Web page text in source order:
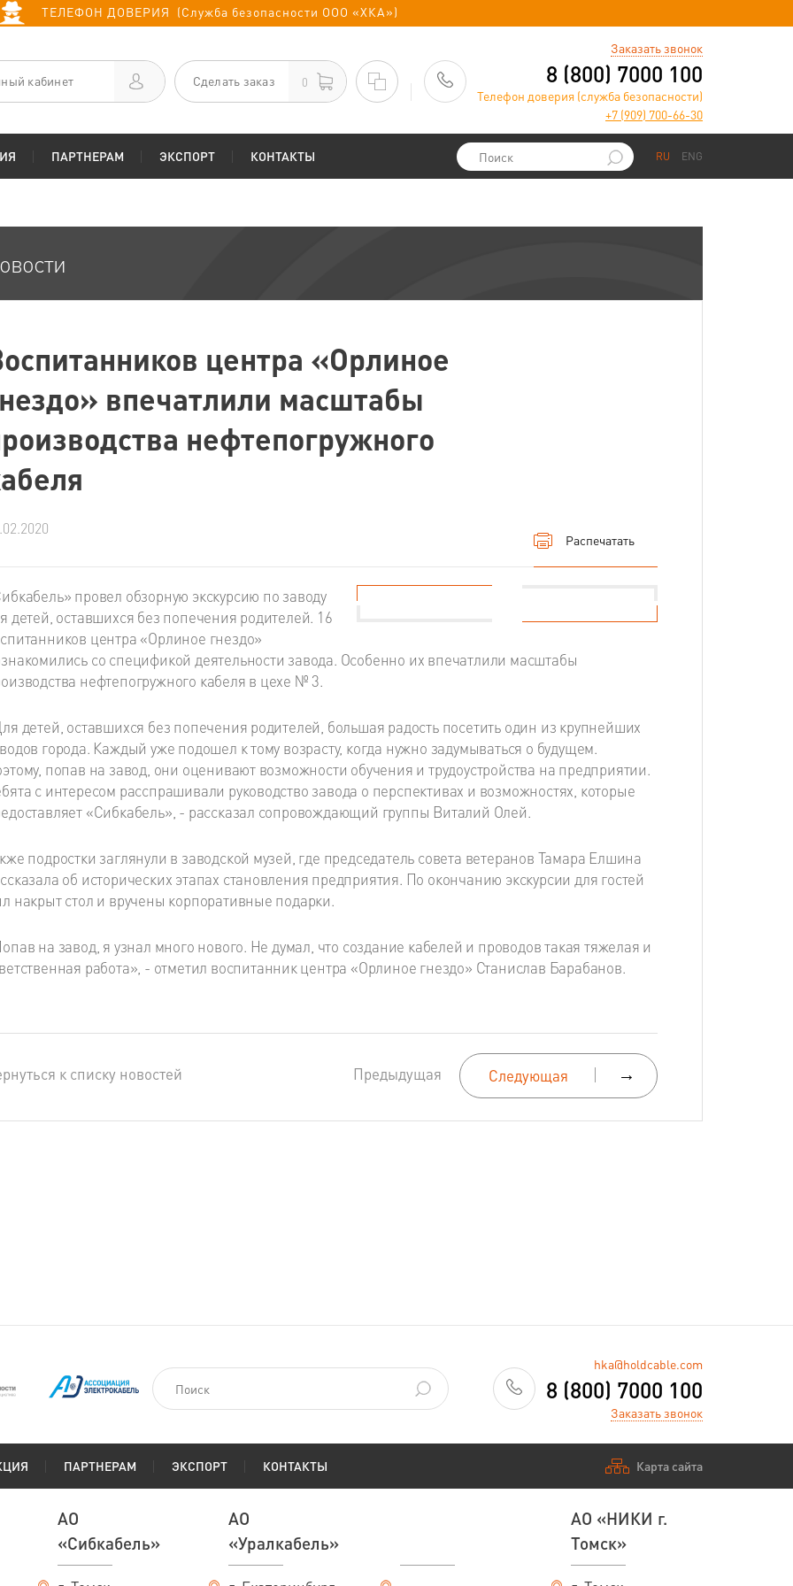
ТЕЛЕФОН ДОВЕРИЯ (Служба безопасности ООО «ХКА»)
кабинет Сделать заказ 0
Заказать звонок
8 (800) 7000 100
Телефон доверия (служба безопасности)
+7 (909) 700-66-30
ПАРТНЕРАМ ЭКСПОРТ КОНТАКТЫ RU ENG
центра «Орлиное
впечатлили масштабы
нефтепогружного
Распечатать
провел обзорную экскурсию по заводу
детей, оставшихся без попечения родителей. 16
центра «Орлиное гнездо»
со спецификой деятельности завода. Особенно их впечатлили масштабы
нефтепогружного кабеля в цехе № 3.
детей, оставшихся без попечения родителей, большая радость посетить один из крупнейших
города. Каждый уже подошел к тому возрасту, когда нужно задумываться о будущем.
попав на завод, они оценивают возможности обучения и трудоустройства на предприятии.
с интересом расспрашивали руководство завода о перспективах и возможностях, которые
«Сибкабель», - рассказал сопровождающий группы Виталий Олей.
подростки заглянули в заводской музей, где председатель совета ветеранов Тамара Елшина
об исторических этапах становления предприятия. По окончанию экскурсии для гостей
накрыт стол и вручены корпоративные подарки.
на завод, я узнал много нового. Не думал, что создание кабелей и проводов такая тяжелая и
работа», - отметил воспитанник центра «Орлиное гнездо» Станислав Барабанов.
Следующая →
Предыдущая
к списку новостей
hka@holdcable.com
8 (800) 7000 100
Заказать звонок
ПАРТНЕРАМ ЭКСПОРТ КОНТАКТЫ Карта сайта
АО
«Сибкабель»
АО
«Уралкабель»
АО «НИКИ г.
Томск»